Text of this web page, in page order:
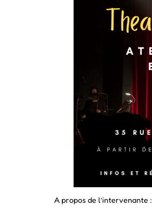
A propos de l’intervenante :